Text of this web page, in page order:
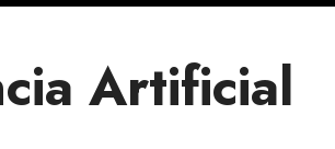
Artificial